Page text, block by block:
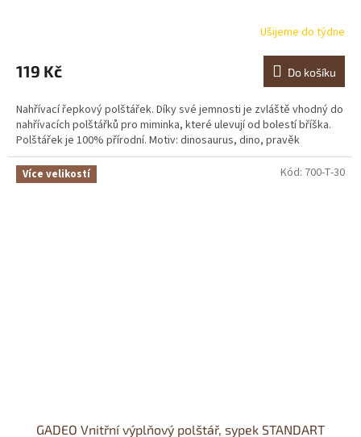
Ušijeme do týdne
119 Kč Do košíku
Nahřívací řepkový polštářek. Díky své jemnosti je zvláště vhodný do
nahřívacích polštářků pro miminka, které ulevují od bolestí bříška.
Polštářek je 100% přírodní. Motiv: dinosaurus, dino, pravěk
Více velikostí
GADEO Vnitřní výplňový polštář, sypek STANDART
Kód: 700-T-30